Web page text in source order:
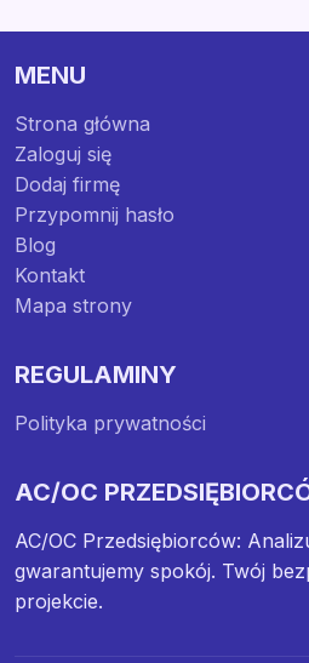
MENU
Strona główna
Zaloguj się
Dodaj firmę
Przypomnij hasło
Blog
Kontakt
Mapa strony
REGULAMINY
Polityka prywatności
AC/OC
AC/OC Przedsiębiorców:
gwarantujemy spokój. Twój
projekcie.